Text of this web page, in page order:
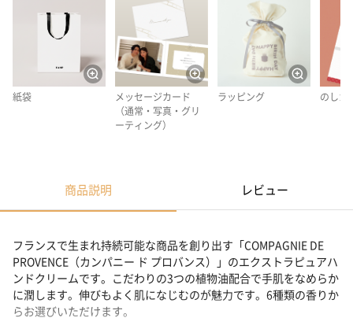
紙袋
メッセージカード
（通常・写真・グリ
ーティング）
ラッピング のしカ
商品説明 レビュー
フランスで生まれ持続可能な商品を創り出す「COMPAGNIE DE
PROVENCE（カンパニー ド プロバンス）」のエクストラピュアハ
ンドクリームです。こだわりの3つの植物油配合で手肌をなめらか
に潤します。伸びもよく肌になじむのが魅力です。6種類の香りか
らお選びいただけます。